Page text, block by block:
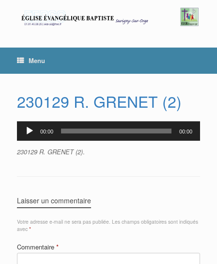
Menu
230129 R. GRENET (2)
Lecteur
00:00 00:00
230129 R. GRENET (2).
Laisser un commentaire
Votre adresse e-mail ne sera pas publiée. Les champs obligatoires sont indiqués
avec *
Commentaire *